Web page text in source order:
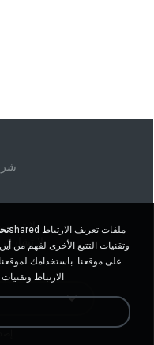
لا تبيع
لا
وتقنيات التتبع الأخرى لفهم من
على موقعنا. باستخدامك
الارتباط